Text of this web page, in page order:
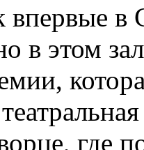
впервые
в этом
где